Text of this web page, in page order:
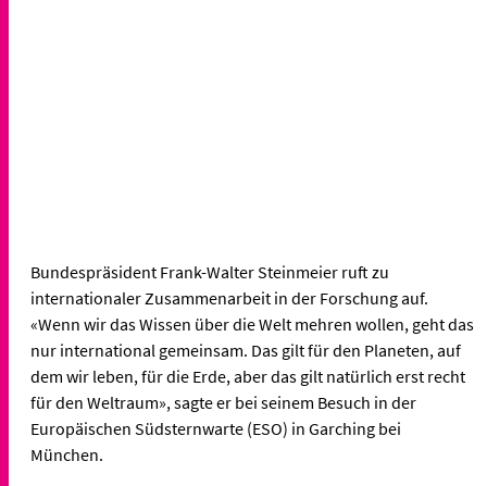
Bundespräsident Frank-Walter Steinmeier ruft zu
internationaler Zusammenarbeit in der Forschung auf.
«Wenn wir das Wissen über die Welt mehren wollen, geht das
nur international gemeinsam. Das gilt für den Planeten, auf
dem wir leben, für die Erde, aber das gilt natürlich erst recht
für den Weltraum», sagte er bei seinem Besuch in der
Europäischen Südsternwarte (ESO) in Garching bei
München.